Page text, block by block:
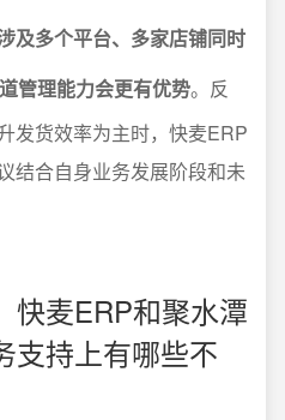
及多个平台、多家店铺同时
管理能力会更有优势。反
发货效率为主时，快麦ERP
结合自身业务发展阶段和未
快麦ERP和聚水潭
支持上有哪些不